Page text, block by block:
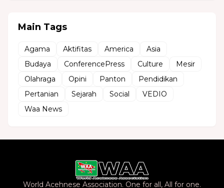
Main Tags
Agama Aktifitas America
Asia
Budaya
ConferencePress Culture
Mesir
Olahraga
Opini Panton
Pendidikan
Pertanian
Sejarah Social
VEDIO
Waa News
World Acehnese Association. One for all, All for one.